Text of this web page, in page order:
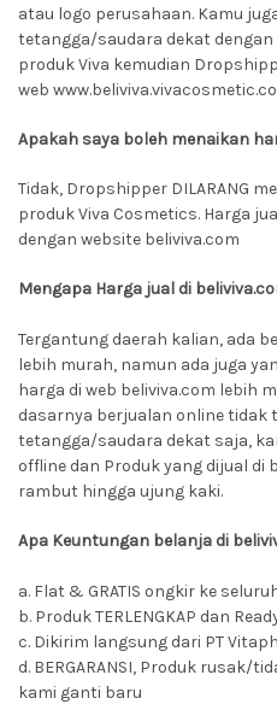
atau logo perusahaan. Kamu
tetangga/saudara dekat
produk Viva kemudian
web
Apakah saya boleh menaikan
Tidak, Dropshipper DILARANG
produk Viva Cosmetics. Harga
dengan website beliviva.com
Mengapa Harga jual di
Tergantung daerah kalian, ada
lebih murah, namun ada juga
harga di web beliviva.com lebih
dasarnya berjualan online tidak
tetangga/saudara dekat saja,
offline dan Produk yang dijual di
rambut hingga ujung kaki.
Apa Keuntungan belanja di
a. Flat & GRATIS ongkir ke
b. Produk TERLENGKAP dan
c. Dikirim langsung dari PT
d. BERGARANSI, Produk rusak/
kami ganti baru